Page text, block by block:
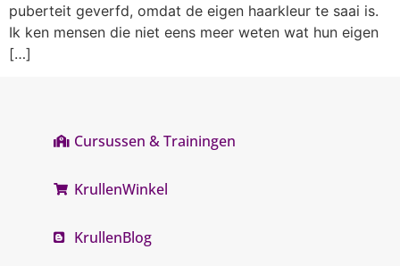
puberteit geverfd, omdat de eigen haarkleur te saai is.
Ik ken mensen die niet eens meer weten wat hun eigen
[…]
Cursussen & Trainingen
KrullenWinkel
KrullenBlog